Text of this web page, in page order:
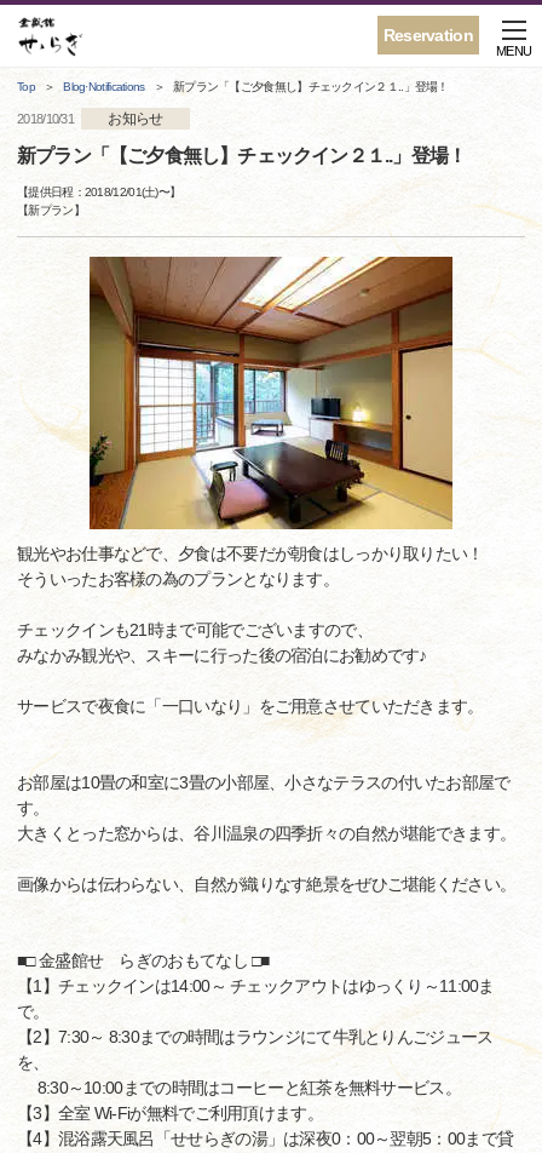
Reservation
MENU
Top Blog·Notifications 新プラン「【ご夕食無し】チェックイン２１..」登場！
2018/10/31 お知らせ
新プラン「【ご夕食無し】チェックイン２１..」登場！
【提供日程：2018/12/01(土)〜】
【新プラン】
観光やお仕事などで、夕食は不要だが朝食はしっかり取りたい！
そういったお客様の為のプランとなります。
チェックインも21時まで可能でございますので、
みなかみ観光や、スキーに行った後の宿泊にお勧めです♪
サービスで夜食に「一口いなり」をご用意させていただきます。
お部屋は10畳の和室に3畳の小部屋、小さなテラスの付いたお部屋で
す。
大きくとった窓からは、谷川温泉の四季折々の自然が堪能できます。
画像からは伝わらない、自然が織りなす絶景をぜひご堪能ください。
■□ 金盛館せゝらぎのおもてなし □■
【1】チェックインは14:00～ チェックアウトはゆっくり～11:00ま
で。
【2】7:30～ 8:30までの時間はラウンジにて牛乳とりんごジュース
を、
8:30～10:00までの時間はコーヒーと紅茶を無料サービス。
【3】全室 Wi-Fiが無料でご利用頂けます。
【4】混浴露天風呂「せせらぎの湯」は深夜0：00～翌朝5：00まで貸